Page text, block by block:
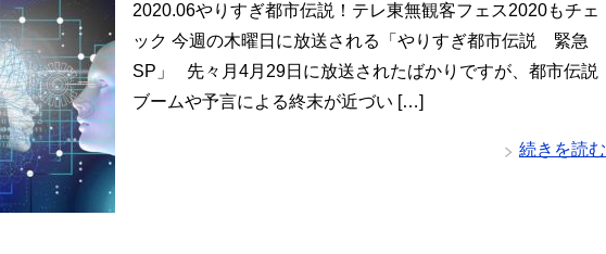
2020.06やりすぎ都市伝説！テレ東無観客フェス2020もチェ
ック 今週の木曜日に放送される「やりすぎ都市伝説 緊急
SP」 先々月4月29日に放送されたばかりですが、都市伝説
ブームや予言による終末が近づい […]
続きを読む